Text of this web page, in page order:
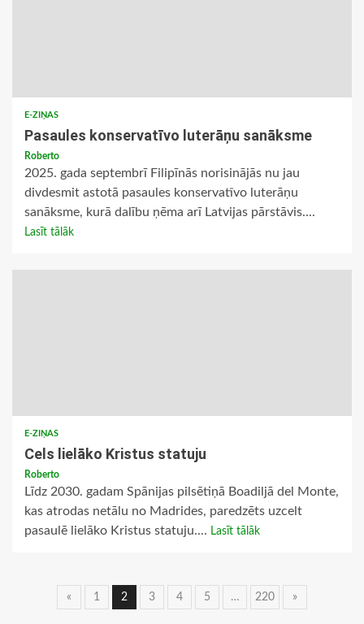
E-ZIŅAS
Pasaules konservatīvo luterāņu sanāksme
Roberto
2025. gada septembrī Filipīnās norisinājās nu jau
divdesmit astotā pasaules konservatīvo luterāņu
sanāksme, kurā dalību ņēma arī Latvijas pārstāvis....
Lasīt tālāk
E-ZIŅAS
Cels lielāko Kristus statuju
Roberto
Līdz 2030. gadam Spānijas pilsētiņā Boadiljā del Monte,
kas atrodas netālu no Madrides, paredzēts uzcelt
pasaulē lielāko Kristus statuju.... Lasīt tālāk
Ziņu
« 1 2 3 4 5 … 220 »